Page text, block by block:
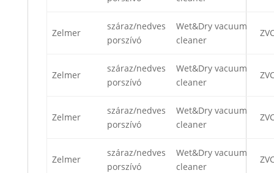
Zelmer
száraz/nedves
porszívó
Wet&Dry vacuum
cleaner
Zelmer
száraz/nedves
porszívó
Wet&Dry vacuum
cleaner
Zelmer
száraz/nedves
porszívó
Wet&Dry vacuum
cleaner
Zelmer
száraz/nedves
porszívó
Wet&Dry vacuum
cleaner